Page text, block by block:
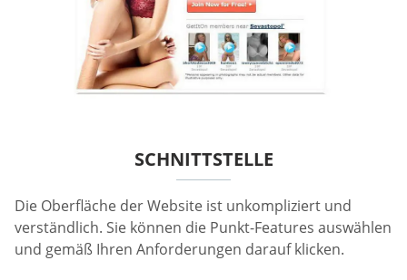
SCHNITTSTELLE
Die Oberfläche der Website ist unkompliziert und
verständlich. Sie können die Punkt-Features auswählen
und gemäß Ihren Anforderungen darauf klicken.